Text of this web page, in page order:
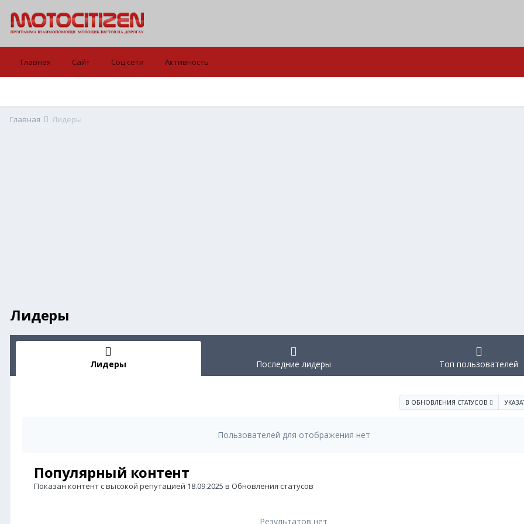
Главная Сайт Соц сети Активность
Главная Лидеры
Лидеры
Лидеры Последние лидеры Топ пользователей
В ОБНОВЛЕНИЯ СТАТУСОВ
Пользователей для отображения нет
Популярный контент
Показан контент с высокой репутацией 18.09.2025 в Обновления статусов
Результатов нет